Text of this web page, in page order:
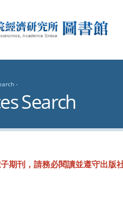
經濟研究所圖
Search
期刊，請務必閱讀並遵守出版